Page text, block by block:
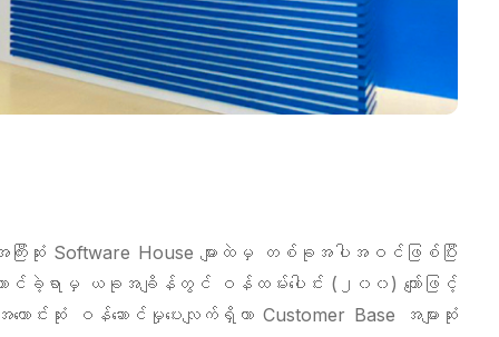
ဆုံး Software House များထဲမှ တစ်ခုအပါအဝင်ဖြစ်ပြီး
မှ ယခုအချိန်တွင် ဝန်ထမ်းပေါင်း (၂၀၀) ကျော်ဖြင့်
ဆုံး ဝန်ဆောင်မှုပေးလျက်ရှိကာ Customer Base အများဆုံး